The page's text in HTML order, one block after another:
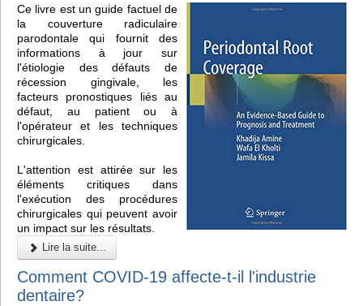
Ce livre est un guide factuel de
la couverture radiculaire
parodontale qui fournit des
informations à jour sur
l'étiologie des défauts de
récession gingivale, les
facteurs pronostiques liés au
défaut, au patient ou à
l'opérateur et les techniques
chirurgicales.
L'attention est attirée sur les
éléments critiques dans
l'exécution des procédures
chirurgicales qui peuvent avoir
un impact sur les résultats.
Lire la suite...
Comment COVID-19 affecte-t-il l'industrie
dentaire?